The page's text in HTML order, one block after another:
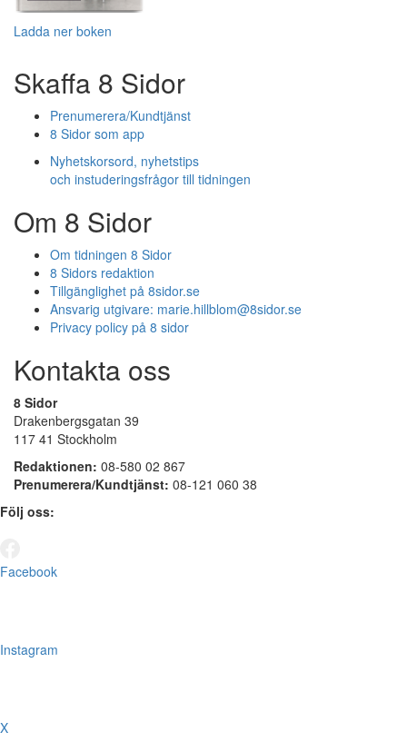
Ladda ner boken
Skaffa 8 Sidor
Prenumerera/Kundtjänst
8 Sidor som app
Nyhetskorsord, nyhetstips
och instuderingsfrågor till tidningen
Om 8 Sidor
Om tidningen 8 Sidor
8 Sidors redaktion
Tillgänglighet på 8sidor.se
Ansvarig utgivare: marie.hillblom@8sidor.se
Privacy policy på 8 sidor
Kontakta oss
8 Sidor
Drakenbergsgatan 39
117 41 Stockholm
Redaktionen: 08-580 02 867
Prenumerera/Kundtjänst: 08-121 060 38
Följ oss:
Facebook
Instagram
X